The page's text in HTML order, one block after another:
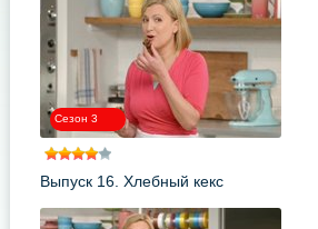
Сезон 3
Выпуск 16. Хлебный кекс